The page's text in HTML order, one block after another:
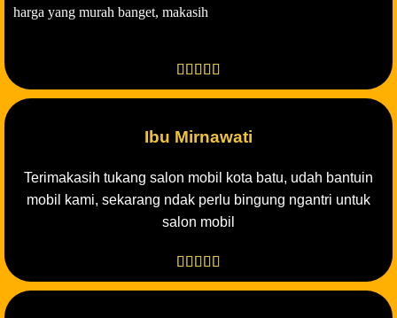
harga yang murah banget, makasih
    
Ibu Mirnawati
Terimakasih tukang salon mobil kota batu, udah bantuin
mobil kami, sekarang ndak perlu bingung ngantri untuk
salon mobil
    